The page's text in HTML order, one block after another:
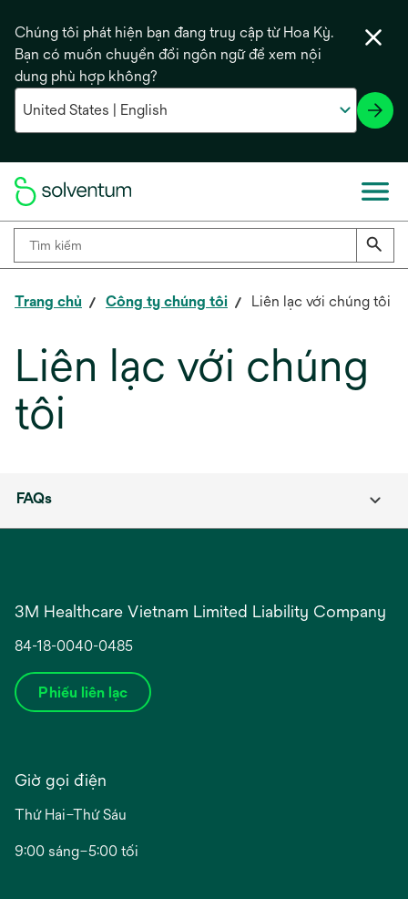
Chúng tôi phát hiện bạn đang truy cập từ Hoa Kỳ.
Bạn có muốn chuyển đổi ngôn ngữ để xem nội
dung phù hợp không?
Trang chủ Công ty chúng tôi Liên lạc với chúng tôi
Liên lạc với chúng
tôi
FAQs
3M Healthcare Vietnam Limited Liability Company
84-18-0040-0485
Phiếu liên lạc
Giờ gọi điện
Thứ Hai–Thứ Sáu
9:00 sáng–5:00 tối